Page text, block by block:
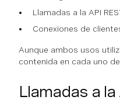
Llamadas a la API
Conexiones de
Aunque ambos usos
contenida en cada uno
Llamadas a la